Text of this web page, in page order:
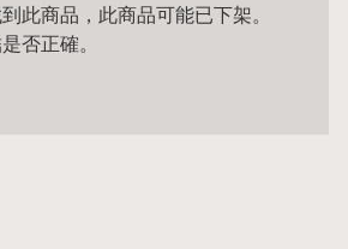
此商品，此商品可能已下架。
否正確。